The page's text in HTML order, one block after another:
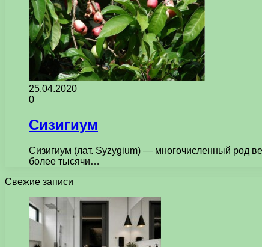
25.04.2020
0
Сизигиум
Сизигиум (лат. Syzygium) — многочисленный род
более тысячи…
Свежие записи